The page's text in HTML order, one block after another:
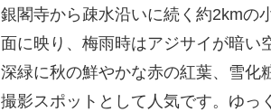
銀閣寺から疎水沿いに続く約2kmの
面に映り、梅雨時はアジサイが暗い
深緑に秋の鮮やかな赤の紅葉、雪化
撮影スポットとして人気です。ゆっ